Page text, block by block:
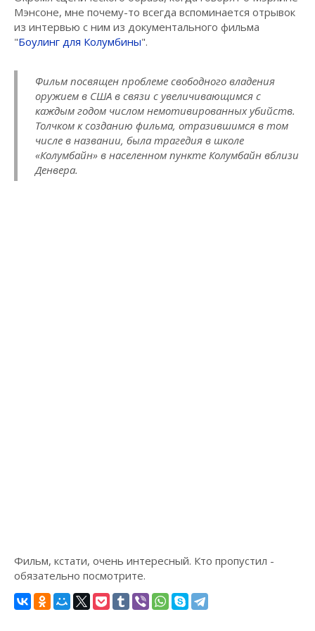
Мэнсоне, мне почему-то всегда вспоминается отрывок
из интервью с ним из документального фильма
"Боулинг для Колумбины".
Фильм посвящен проблеме свободного владения
оружием в США в связи с увеличивающимся с
каждым годом числом немотивированных убийств.
Толчком к созданию фильма, отразившимся в том
числе в названии, была трагедия в школе
«Колумбайн» в населенном пункте Колумбайн вблизи
Денвера.
Фильм, кстати, очень интересный. Кто пропустил -
обязательно посмотрите.